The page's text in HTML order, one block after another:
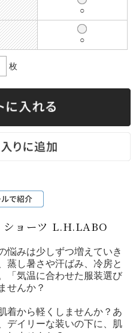
○
○
枚
ショーツ L.H.LABO
悩みは少しずつ増えていき
蒸し暑さや汗ばみ、冷房と
「気温に合わせた服装選び
せんか？
着から軽くしませんか？あ
デイリーな装いの下に、肌